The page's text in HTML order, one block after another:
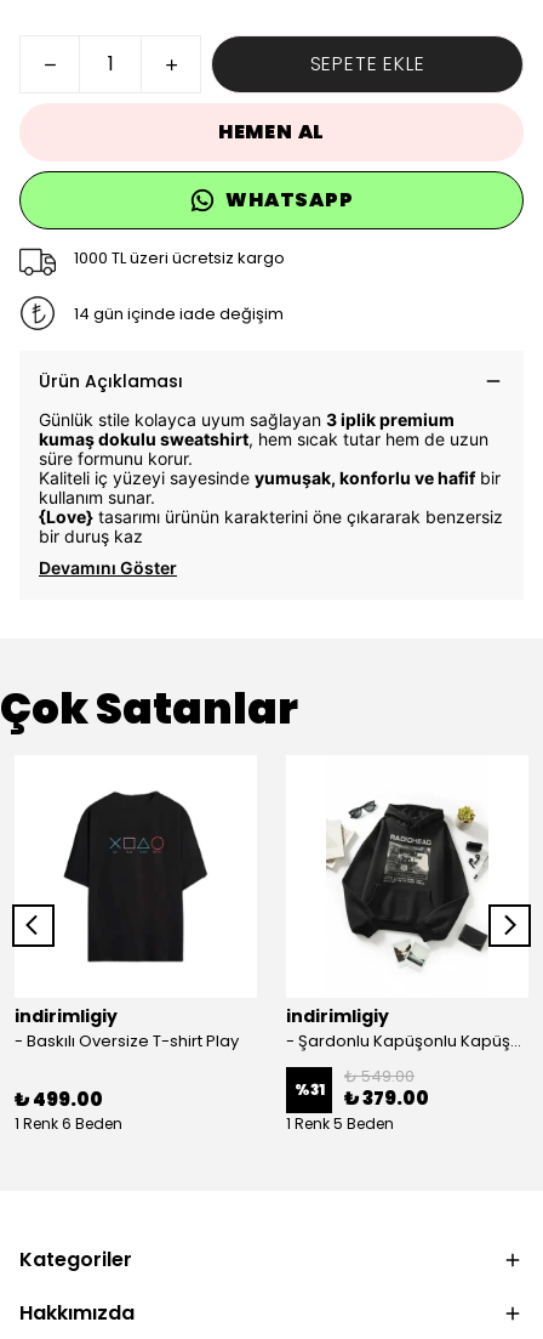
SEPETE EKLE
HEMEN AL
WHATSAPP
1000 TL üzeri ücretsiz kargo
14 gün içinde iade değişim
Ürün Açıklaması
Günlük stile kolayca uyum sağlayan 3 iplik premium
kumaş dokulu sweatshirt, hem sıcak tutar hem de uzun
süre formunu korur.
Kaliteli iç yüzeyi sayesinde yumuşak, konforlu ve hafifbir
kullanım sunar.
{Love} tasarımı ürünün karakterini öne çıkararak benzersiz
bir duruş kaz
Devamını Göster
Çok Satanlar
indirimligiy
- Baskılı Oversize T-shirt Play
₺ 499.00
1 Renk 6 Beden
indirimligiy
- Şardonlu Kapüşonlu Kapüşonlu Kanguru Cep Oversize Lastik Paça Sweatshirt Takimi
%31
₺ 549.00
₺ 379.00
1 Renk 5 Beden
Kategoriler
Hakkımızda